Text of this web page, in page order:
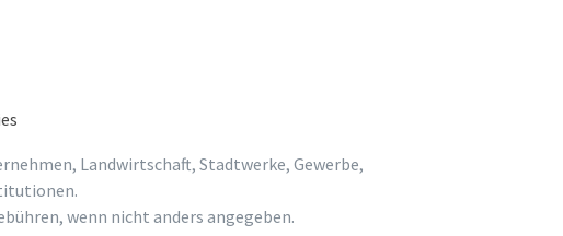
Landwirtschaft, Stadtwerke, Gewerbe,
wenn nicht anders angegeben.